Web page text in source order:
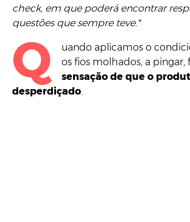
check, em que poderá encontrar
questões que sempre teve.*
Q
uando aplicamos o
os fios molhados, a pingar,
sensação de que o
desperdiçado.